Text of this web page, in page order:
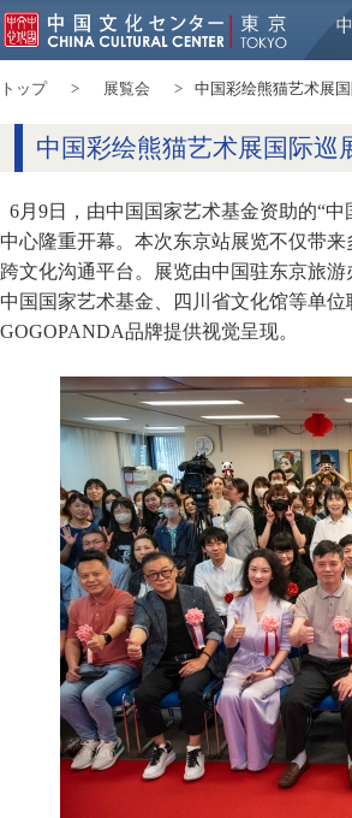
トップ 展覧会 中国彩绘熊猫艺术展
中国彩绘熊猫艺术展国际巡
6月9日，由中国国家艺术基金资助的“
中心隆重开幕。本次东京站展览不仅带
跨文化沟通平台。展览由中国驻东京旅
中国国家艺术基金、四川省文化馆等单
GOGOPANDA品牌提供视觉呈现。